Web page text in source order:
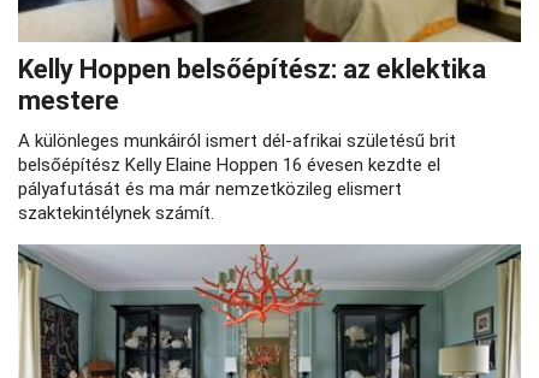
Kelly Hoppen belsőépítész: az eklektika
mestere
A különleges munkáiról ismert dél-afrikai születésű brit
belsőépítész Kelly Elaine Hoppen 16 évesen kezdte el
pályafutását és ma már nemzetközileg elismert
szaktekintélynek számít.